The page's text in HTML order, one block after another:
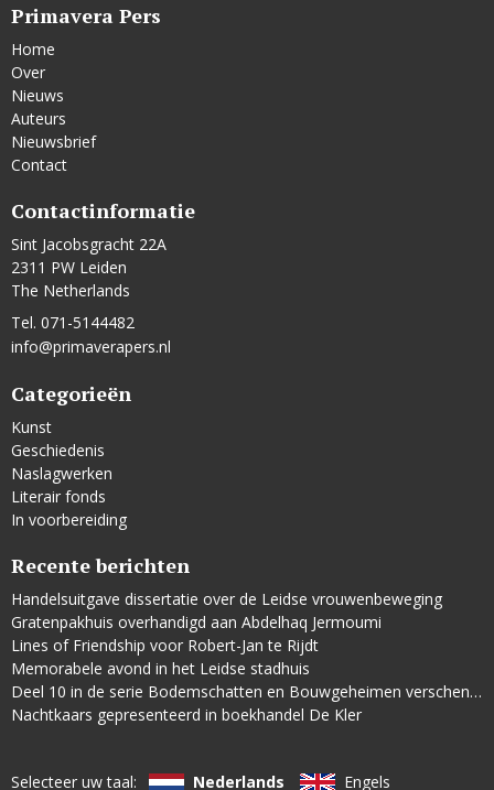
Primavera Pers
Home
Over
Nieuws
Auteurs
Nieuwsbrief
Contact
Contactinformatie
Sint Jacobsgracht 22A
2311 PW Leiden
The Netherlands
Tel. 071-5144482
info@primaverapers.nl
Categorieën
Kunst
Geschiedenis
Naslagwerken
Literair fonds
In voorbereiding
Recente berichten
Handelsuitgave dissertatie over de Leidse vrouwenbeweging
Gratenpakhuis overhandigd aan Abdelhaq Jermoumi
Lines of Friendship voor Robert-Jan te Rijdt
Memorabele avond in het Leidse stadhuis
Deel 10 in de serie Bodemschatten en Bouwgeheimen verschenen
Nachtkaars gepresenteerd in boekhandel De Kler
Selecteer uw taal: Nederlands Engels